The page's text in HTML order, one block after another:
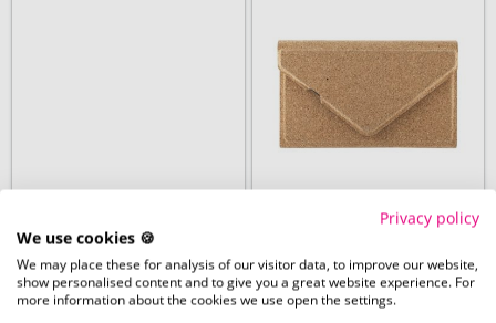
Metmaxx®
vanaf 100 stuk
Metmaxx®
vanaf 100 stuk
Metmaxx®
Privacy policy
We use cookies 🍪
We may place these for analysis of our visitor data, to improve our website,
show personalised content and to give you a great website experience. For
more information about the cookies we use open the settings.